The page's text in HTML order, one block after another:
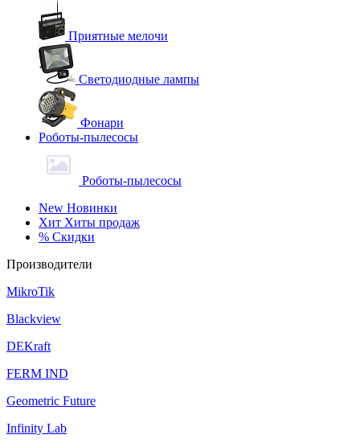
Приятные мелочи
Светодиодные лампы
Фонари
Роботы-пылесосы
Роботы-пылесосы
New Новинки
Хит Хиты продаж
% Скидки
Производители
MikroTik
Blackview
DEKraft
FERM IND
Geometric Future
Infinity Lab